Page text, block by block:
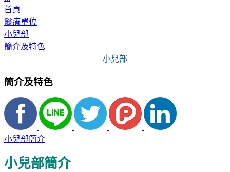
首頁
醫療單位
小兒部
簡介及特色
小兒部
簡介及特色
小兒部簡介
小兒部簡介